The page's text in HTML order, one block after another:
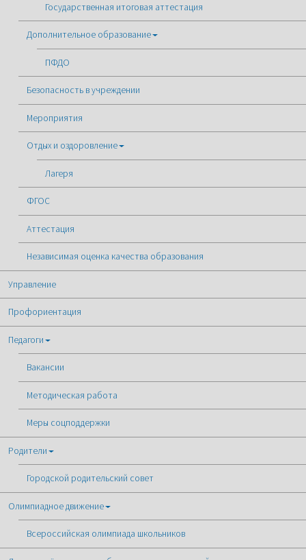
Государственная итоговая аттестация
Дополнительное образование
ПФДО
Безопасность в учреждении
Мероприятия
Отдых и оздоровление
Лагеря
ФГОС
Аттестация
Независимая оценка качества образования
Управление
Профориентация
Педагоги
Вакансии
Методическая работа
Меры соцподдержки
Родители
Городской родительский совет
Олимпиадное движение
Всероссийская олимпиада школьников